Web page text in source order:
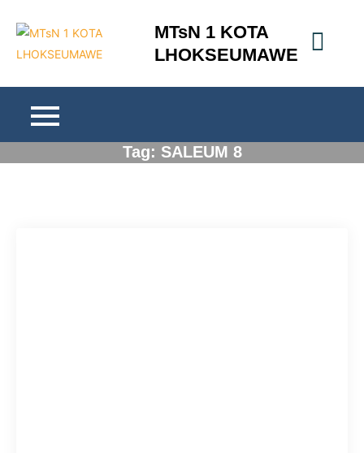
content
MTsN 1 KOTA
LHOKSEUMAWE
Tag: SALEUM 8